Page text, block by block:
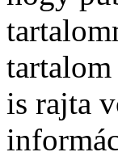
tartalom
is rajta